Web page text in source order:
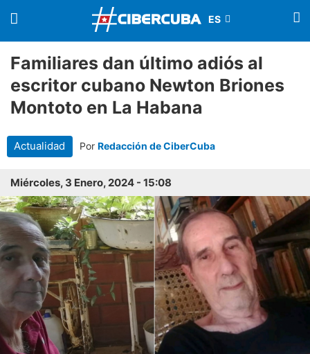
Familiares dan último adiós al
escritor cubano Newton Briones
Montoto en La Habana
Actualidad Por Redacción de CiberCuba
Miércoles, 3 Enero, 2024 - 15:08